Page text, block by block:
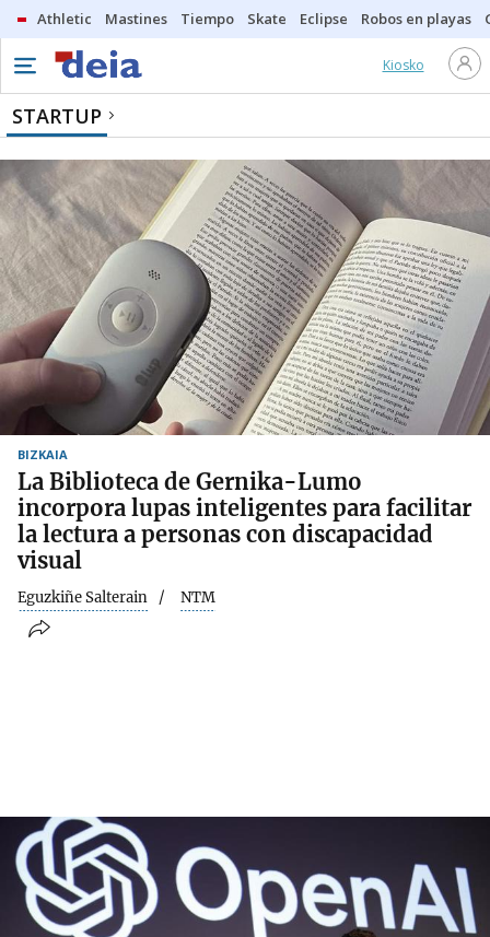
Athletic Mastines Tiempo Skate Eclipse Robos en playas
Kiosko
STARTUP
BIZKAIA
La Biblioteca de Gernika-Lumo
incorpora lupas inteligentes para facilitar
la lectura a personas con discapacidad
visual
Eguzkiñe Salterain NTM